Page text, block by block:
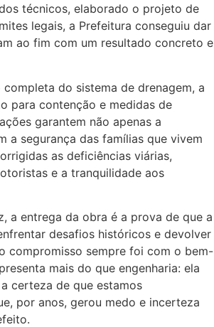
técnicos, elaborado o projeto de
legais, a Prefeitura conseguiu dar
ao fim com um resultado concreto e
do sistema de drenagem, a
para contenção e medidas de
garantem não apenas a
a segurança das famílias que vivem
as deficiências viárias,
e a tranquilidade aos
a entrega da obra é a prova de que a
desafios históricos e devolver
compromisso sempre foi com o bem-
mais do que engenharia: ela
certeza de que estamos
por anos, gerou medo e incerteza